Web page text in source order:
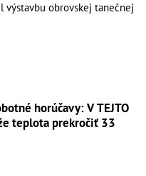
výstavbu obrovskej tanečnej
horúčavy: V TEJTO
teplota prekročiť 33